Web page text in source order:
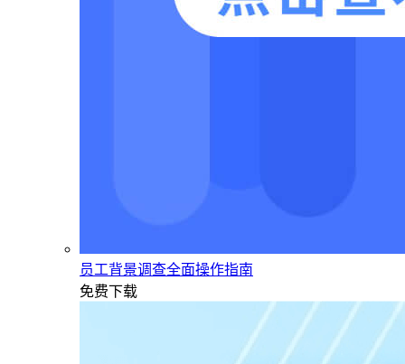
员工背景调查全面操作指南
免费下载